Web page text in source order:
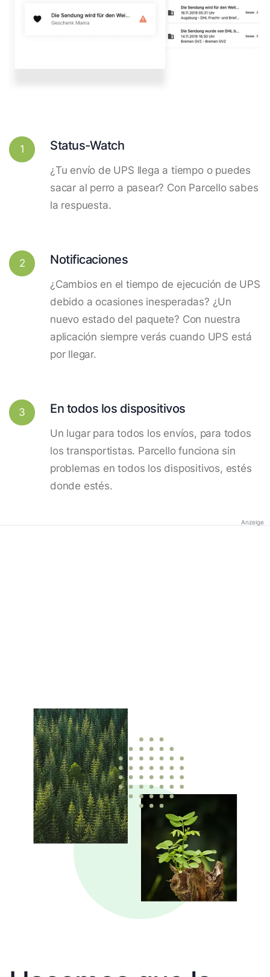
1 Status-Watch
¿Tu envío de UPS llega a tiempo o puedes
sacar al perro a pasear? Con Parcello sabes
la respuesta.
2 Notificaciones
¿Cambios en el tiempo de ejecución de UPS
debido a ocasiones inesperadas? ¿Un
nuevo estado del paquete? Con nuestra
aplicación siempre verás cuando UPS está
por llegar.
3 En todos los dispositivos
Un lugar para todos los envíos, para todos
los transportistas. Parcello funciona sin
problemas en todos los dispositivos, estés
donde estés.
Anzeige